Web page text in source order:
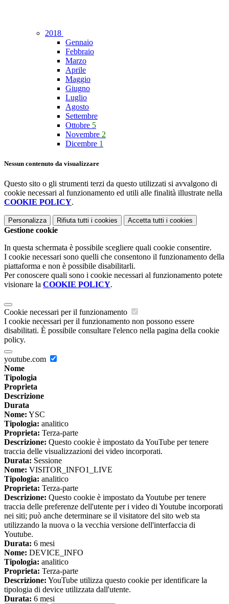
2018
Gennaio
Febbraio
Marzo
Aprile
Maggio
Giugno
Luglio
Agosto
Settembre
Ottobre 5
Novembre 2
Dicembre 1
Nessun contenuto da visualizzare
Questo sito o gli strumenti terzi da questo utilizzati si avvalgono di
cookie necessari al funzionamento ed utili alle finalità illustrate nella
COOKIE POLICY.
Personalizza Rifiuta tutti i cookies Accetta tutti i cookies
Gestione cookie
In questa schermata è possibile scegliere quali cookie consentire.
I cookie necessari sono quelli che consentono il funzionamento della
piattaforma e non è possibile disabilitarli.
Per conoscere quali sono i cookie necessari al funzionamento potete
visionare la COOKIE POLICY.
Cookie necessari per il funzionamento
I cookie necessari per il funzionamento non possono essere
disabilitati. È possibile consultare l'elenco nella pagina della cookie
policy.
youtube.com
Nome
Tipologia
Proprieta
Descrizione
Durata
Nome: YSC
Tipologia: analitico
Proprieta: Terza-parte
Descrizione: Questo cookie è impostato da YouTube per tenere
traccia delle visualizzazioni dei video incorporati.
Durata: Sessione
Nome: VISITOR_INFO1_LIVE
Tipologia: analitico
Proprieta: Terza-parte
Descrizione: Questo cookie è impostato da Youtube per tenere
traccia delle preferenze dell'utente per i video di Youtube incorporati
nei siti; può anche determinare se il visitatore del sito web sta
utilizzando la nuova o la vecchia versione dell'interfaccia di
Youtube.
Durata: 6 mesi
Nome: DEVICE_INFO
Tipologia: analitico
Proprieta: Terza-parte
Descrizione: YouTube utilizza questo cookie per identificare la
tipologia di device utilizzata dall'utente.
Durata: 6 mesi